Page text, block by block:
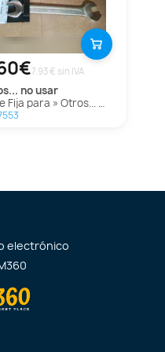
7.93 € sin IVA
no usar
Fija para » Otros... Modelos
electrónico